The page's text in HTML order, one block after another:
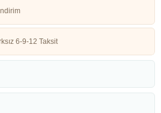
6-9-12 Taksit